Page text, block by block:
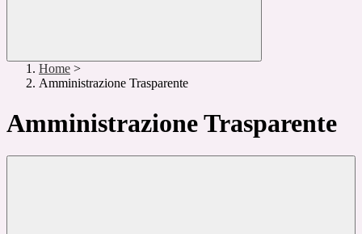
Home >
Amministrazione Trasparente
Amministrazione Trasparente